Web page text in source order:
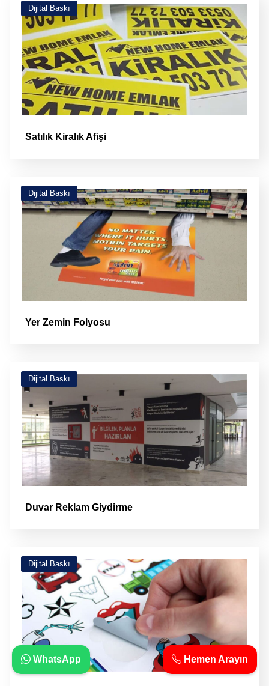
Dijital Baskı
Satılık Kiralık Afişi
Dijital Baskı
Yer Zemin Folyosu
Dijital Baskı
Duvar Reklam Giydirme
Dijital Baskı
Hemen Arayın
WhatsApp